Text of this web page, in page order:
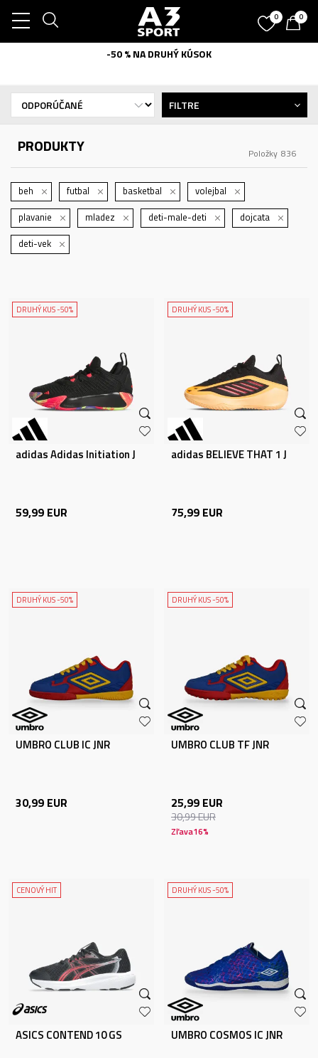
0 0
-50 % NA DRUHÝ KÚSOK
PRODUKTY 836
Položky
FILTRE
beh futbal basketbal
volejbal
plavanie
mladez deti-male-deti
dojcata
deti-vek
DRUHÝ KUS -50%
adidas Adidas Initiation J
59,99 EUR
DRUHÝ KUS -50%
adidas BELIEVE THAT 1 J
75,99 EUR
DRUHÝ KUS -50%
UMBRO CLUB IC JNR
30,99 EUR
DRUHÝ KUS -50%
UMBRO CLUB TF JNR
25,99 EUR
30,99EUR
Zľava16%
CENOVÝ HIT
ASICS CONTEND 10 GS
DRUHÝ KUS -50%
UMBRO COSMOS IC JNR